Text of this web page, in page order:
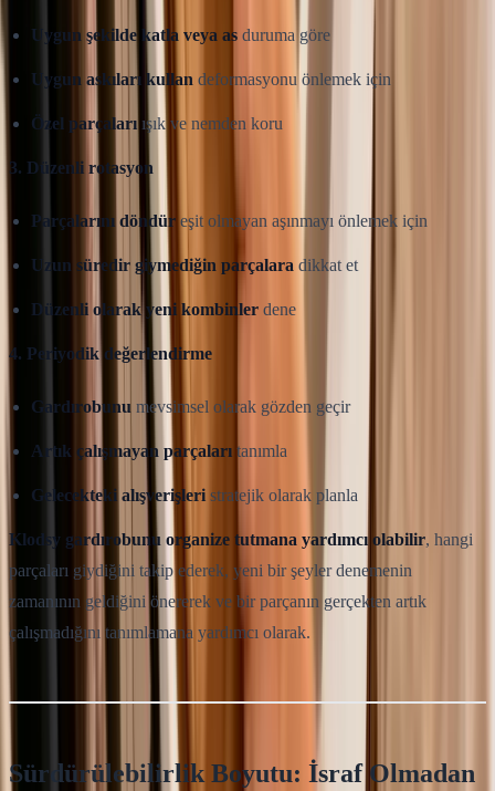
Uygun şekilde katla veya as duruma göre
Uygun askıları kullan deformasyonu önlemek için
Özel parçaları ışık ve nemden koru
3. Düzenli rotasyon
Parçalarını döndür eşit olmayan aşınmayı önlemek için
Uzun süredir giymediğin parçalara dikkat et
Düzenli olarak yeni kombinler dene
4. Periyodik değerlendirme
Gardırobunu mevsimsel olarak gözden geçir
Artık çalışmayan parçaları tanımla
Gelecekteki alışverişleri stratejik olarak planla
Klodsy gardırobunu organize tutmana yardımcı olabilir, hangi
parçaları giydiğini takip ederek, yeni bir şeyler denemenin
zamanının geldiğini önererek ve bir parçanın gerçekten artık
çalışmadığını tanımlamana yardımcı olarak.
Sürdürülebilirlik Boyutu: İsraf Olmadan